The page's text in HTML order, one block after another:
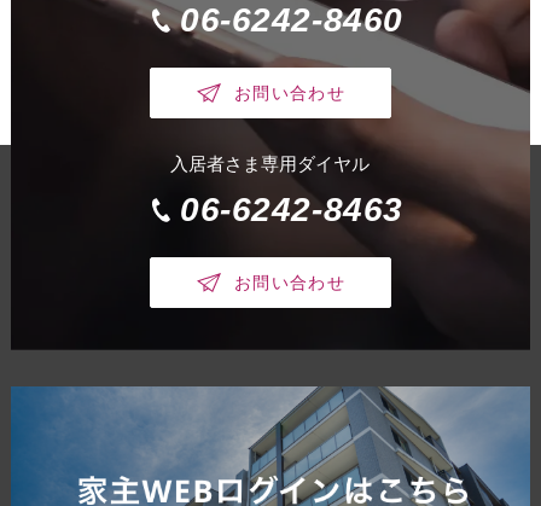
06-6242-8460
お問い合わせ
入居者さま専用ダイヤル
06-6242-8463
お問い合わせ